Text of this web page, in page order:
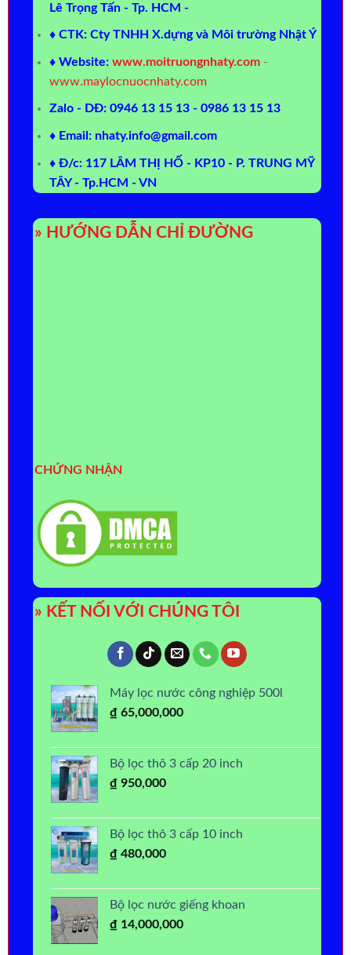
Lê Trọng Tấn - Tp. HCM -
♦ CTK: Cty TNHH X.dựng và Môi trường Nhật Ý
♦ Website: www.moitruongnhaty.com -
www.maylocnuocnhaty.com
Zalo - DĐ: 0946 13 15 13 - 0986 13 15 13
♦ Email: nhaty.info@gmail.com
♦ Đ/c: 117 LÂM THỊ HỐ - KP10 - P. TRUNG MỸ
TÂY - Tp.HCM - VN
» HƯỚNG DẪN CHỈ ĐƯỜNG
CHỨNG NHẬN
» KẾT NỐI VỚI CHÚNG TÔI
Máy lọc nước công nghiệp 500l
₫65,000,000
Bộ lọc thô 3 cấp 20 inch
₫950,000
Bộ lọc thô 3 cấp 10 inch
₫480,000
Bộ lọc nước giếng khoan
₫14,000,000